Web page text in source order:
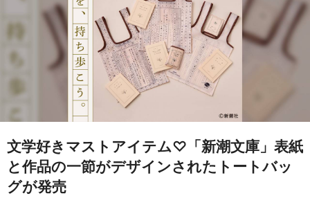
文学好きマストアイテム♡「新潮文庫」表紙
と作品の一節がデザインされたトートバッ
グが発売